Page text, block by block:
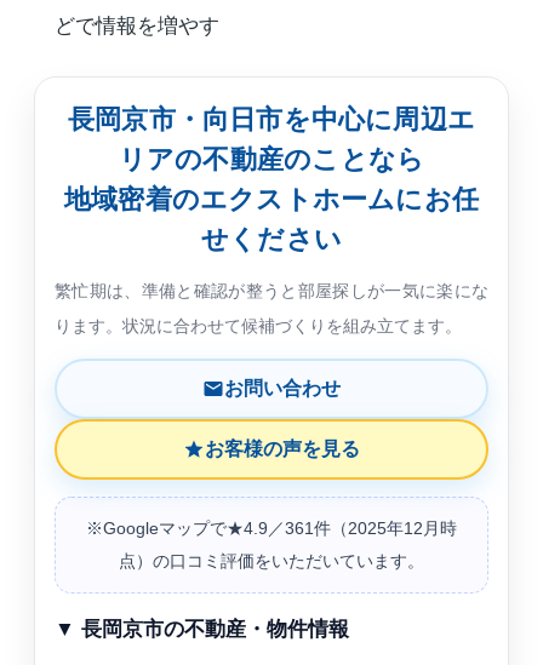
どで情報を増やす
長岡京市・向日市を中心に周辺エ
リアの不動産のことなら
地域密着のエクストホームにお任
せください
繁忙期は、準備と確認が整うと部屋探しが一気に楽にな
ります。状況に合わせて候補づくりを組み立てます。
お問い合わせ
お客様の声を見る
※Googleマップで★4.9／361件（2025年12月時
点）の口コミ評価をいただいています。
▼ 長岡京市の不動産・物件情報